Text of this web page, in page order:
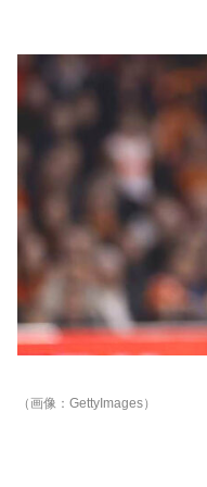
（画像：GettyImages）